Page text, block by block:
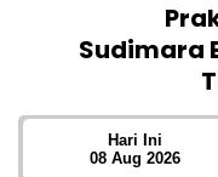
Sudimara
Hari Ini
08 Aug 2026